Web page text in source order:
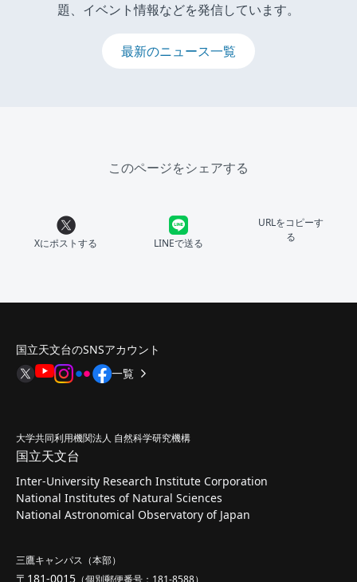
題、イベント情報などを発信しています。
最新のニュース一覧
このページをシェアする
Xにポストする LINEで送る
URLをコピーす
る
国立天文台のSNSアカウント
一覧
大学共同利用機関法人 自然科学研究機構
国立天文台
Inter-University Research Institute Corporation
National Institutes of Natural Sciences
National Astronomical Observatory of Japan
三鷹キャンパス（本部）
〒181-0015 （個別郵便番号：181-8588）